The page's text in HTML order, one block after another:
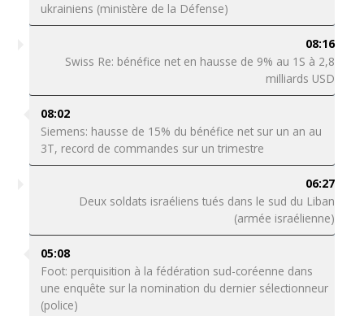
ukrainiens (ministère de la Défense)
08:16
Swiss Re: bénéfice net en hausse de 9% au 1S à 2,8
milliards USD
08:02
Siemens: hausse de 15% du bénéfice net sur un an au
3T, record de commandes sur un trimestre
06:27
Deux soldats israéliens tués dans le sud du Liban
(armée israélienne)
05:08
Foot: perquisition à la fédération sud-coréenne dans
une enquête sur la nomination du dernier sélectionneur
(police)